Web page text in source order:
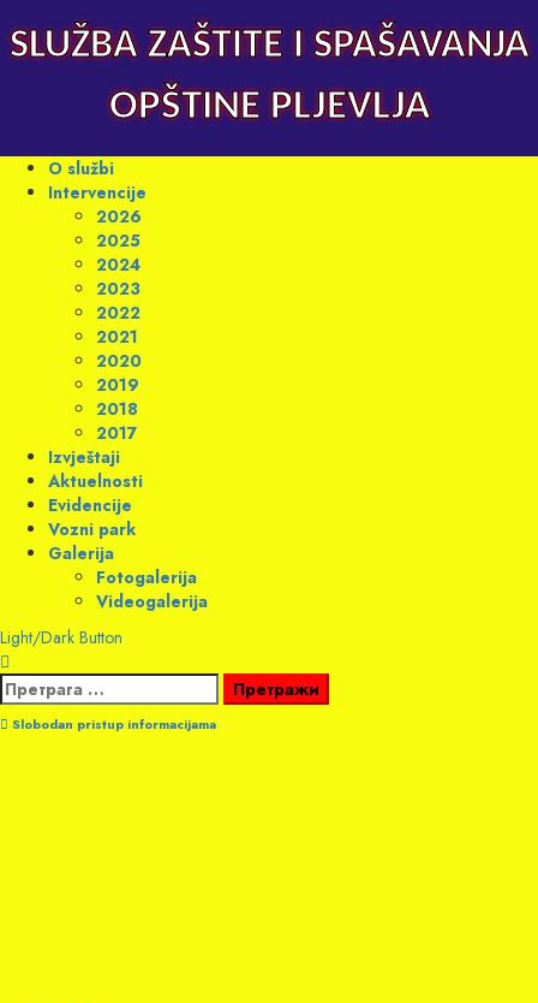
to
content
SLUŽBA ZAŠTITE I SPAŠAVANJA
OPŠTINE PLJEVLJA
Primary
Menu
O službi
Intervencije
2026
2025
2024
2023
2022
2021
2020
2019
2018
2017
Izvještaji
Aktuelnosti
Evidencije
Vozni park
Galerija
Fotogalerija
Videogalerija
Light/Dark Button
Претрага
за:
Slobodan pristup informacijama